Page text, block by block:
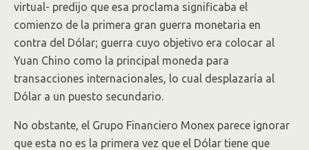
virtual- predijo que esa proclama significaba el
comienzo de la primera gran guerra monetaria en
contra del Dólar; guerra cuyo objetivo era colocar al
Yuan Chino como la principal moneda para
transacciones internacionales, lo cual desplazaría al
Dólar a un puesto secundario.
No obstante, el Grupo Financiero Monex parece ignorar
que esta no es la primera vez que el Dólar tiene que